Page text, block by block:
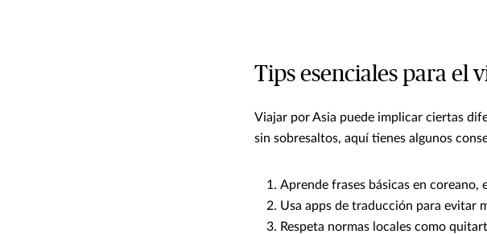
Tips esenciales para el
Viajar por Asia puede implicar ciertas
sin sobresaltos, aquí tienes algunos
Aprende frases básicas en coreano,
Usa apps de traducción para evitar
Respeta normas locales como